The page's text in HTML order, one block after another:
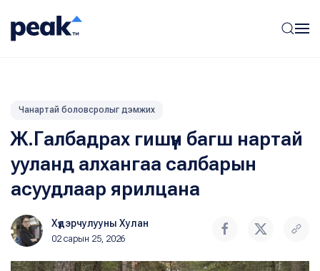
Чанартай боловсролыг дэмжих
Ж.Галбадрах гишүүн багш нартай
ууланд алхангаа салбарын
асуудлаар ярилцана
Хүдэрчулууны Хулан
02 сарын 25, 2026